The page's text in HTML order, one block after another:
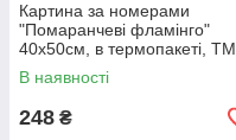
Картина за номерами
"Помаранчеві фламінго"
40х50см, в термопакеті, ТМ
Ідейка, Україна
В наявності
248 ₴